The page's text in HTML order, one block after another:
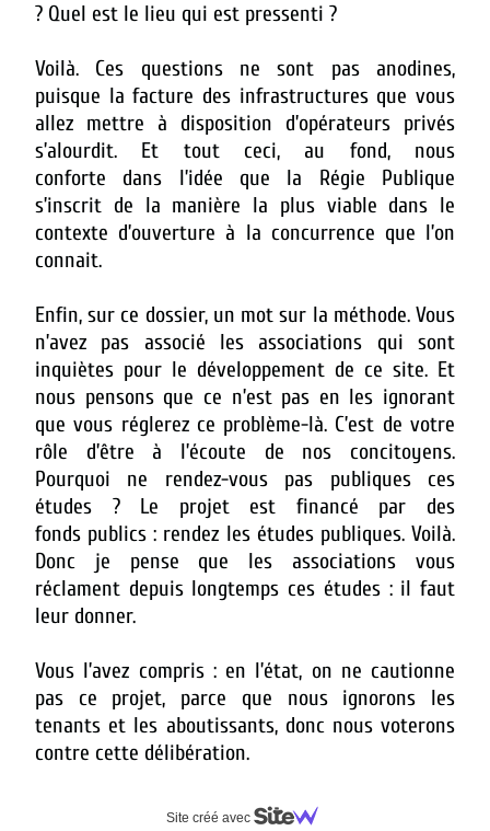
? Quel est le lieu qui est pressenti ?
Voilà. Ces questions ne sont pas anodines,
puisque la facture des infrastructures que vous
allez mettre à disposition d’opérateurs privés
s’alourdit. Et tout ceci, au fond, nous
conforte dans l’idée que la Régie Publique
s’inscrit de la manière la plus viable dans le
contexte d’ouverture à la concurrence que l’on
connait.
Enfin, sur ce dossier, un mot sur la méthode. Vous
n’avez pas associé les associations qui sont
inquiètes pour le développement de ce site. Et
nous pensons que ce n’est pas en les ignorant
que vous réglerez ce problème-là. C’est de votre
rôle d’être à l’écoute de nos concitoyens.
Pourquoi ne rendez-vous pas publiques ces
études ? Le projet est financé par des
fonds publics : rendez les études publiques. Voilà.
Donc je pense que les associations vous
réclament depuis longtemps ces études : il faut
leur donner.
Vous l’avez compris : en l’état, on ne cautionne
pas ce projet, parce que nous ignorons les
tenants et les aboutissants, donc nous voterons
contre cette délibération.
Site créé avec